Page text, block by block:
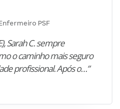
PSF
Sarah C. sempre
o caminho mais seguro
profissional. Após o…”